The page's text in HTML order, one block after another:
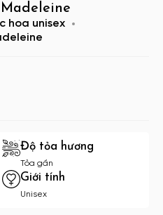
hoa unisex
Độ tỏa hương
Tỏa gần
Giới tính
Unisex